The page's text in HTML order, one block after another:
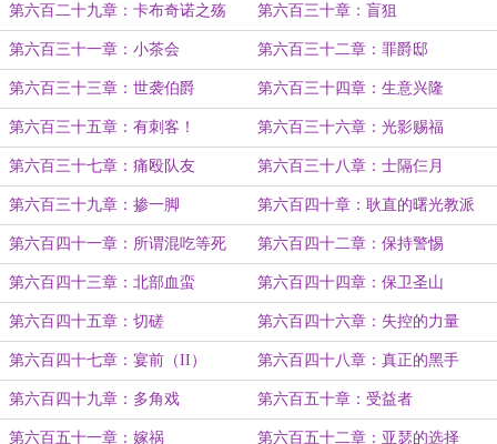
奇诺
第六百二十九章：卡布奇诺之殇 第六百三十章：盲狙
第六百三十一章：小茶会 第六百三十二章：罪爵邸
第六百三十三章：世袭伯爵 第六百三十四章：生意兴隆
第六百三十五章：有刺客！ 第六百三十六章：光影赐福
第六百三十七章：痛殴队友 第六百三十八章：士隔仨月
第六百三十九章：掺一脚 第六百四十章：耿直的曙光教派
第六百四十一章：所谓混吃等死 第六百四十二章：保持警惕
第六百四十三章：北部血蛮 第六百四十四章：保卫圣山
第六百四十五章：切磋 第六百四十六章：失控的力量
第六百四十七章：宴前（II） 第六百四十八章：真正的黑手
第六百四十九章：多角戏 第六百五十章：受益者
第六百五十一章：嫁祸 第六百五十二章：亚瑟的选择